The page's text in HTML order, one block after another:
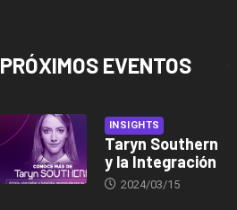
PRÓXIMOS EVENTOS
INSIGHTS
Taryn Southern
y la Integración
2024/03/15